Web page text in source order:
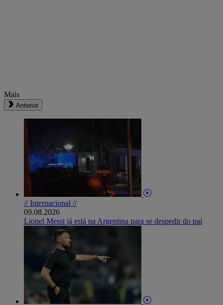
Mais
Anterior
// Internacional //
09.08.2026
Lionel Messi já está na Argentina para se despedir do pai